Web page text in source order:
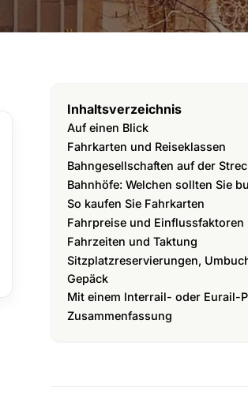
Inhaltsverzeichnis
Auf einen Blick
Fahrkarten und Reiseklassen
Bahngesellschaften auf der
Bahnhöfe: Welchen sollten Sie
So kaufen Sie Fahrkarten
Fahrpreise und Einflussfaktoren
Fahrzeiten und Taktung
Sitzplatzreservierungen,
Gepäck
Mit einem Interrail- oder Eurail-
Zusammenfassung